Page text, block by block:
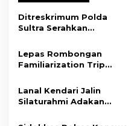
s
i
o
Ditreskrimum Polda
Sultra Serahkan
Bukti Kasus Dugaan
Penyelenggaraan
Perjalanan Ibadah Umrah
Lepas Rombongan
Familiarization Trip
Promosikan Wisata dan
Gerakkan Ekonomi
Lanal Kendari Jalin
Silaturahmi Adakan
Bersama Insan Pers.